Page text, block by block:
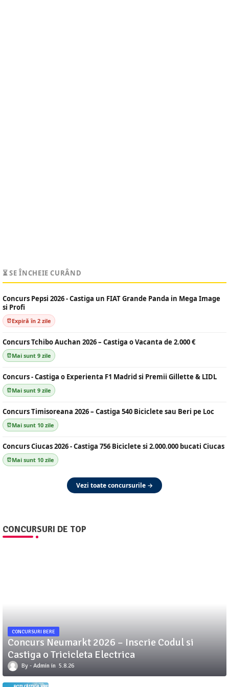
⏳ SE ÎNCHEIE CURÂND
Concurs Pepsi 2026 - Castiga un FIAT Grande Panda in Mega Image
si Profi
Expiră în 2 zile
Concurs Tchibo Auchan 2026 – Castiga o Vacanta de 2.000 €
Mai sunt 9 zile
Concurs - Castiga o Experienta F1 Madrid si Premii Gillette & LIDL
Mai sunt 9 zile
Concurs Timisoreana 2026 – Castiga 540 Biciclete sau Beri pe Loc
Mai sunt 10 zile
Concurs Ciucas 2026 - Castiga 756 Biciclete si 2.000.000 bucati Ciucas
Mai sunt 10 zile
Vezi toate concursurile →
CONCURSURI DE TOP
CONCURSURI BERE
Concurs Neumarkt 2026 – Inscrie Codul si
Castiga o Tricicleta Electrica
Admin 5.8.26